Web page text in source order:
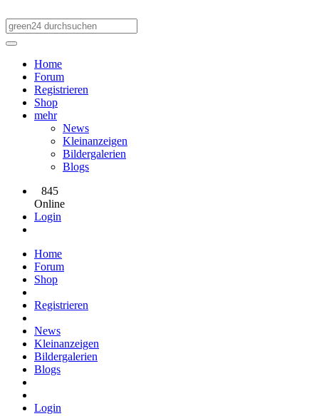
Home
Forum
Registrieren
Shop
mehr
News
Kleinanzeigen
Bildergalerien
Blogs
845
Online
Login
Home
Forum
Shop
Registrieren
News
Kleinanzeigen
Bildergalerien
Blogs
Login